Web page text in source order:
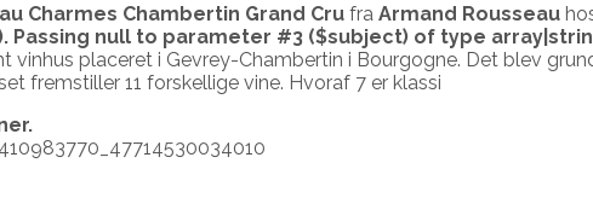
Charmes Chambertin Grand Cru fra Armand Rousseau
Passing null to parameter #3 ($subject) of type
vinhus placeret i Gevrey-Chambertin i Bourgogne. Det blev
fremstiller 11 forskellige vine. Hvoraf 7 er klassi